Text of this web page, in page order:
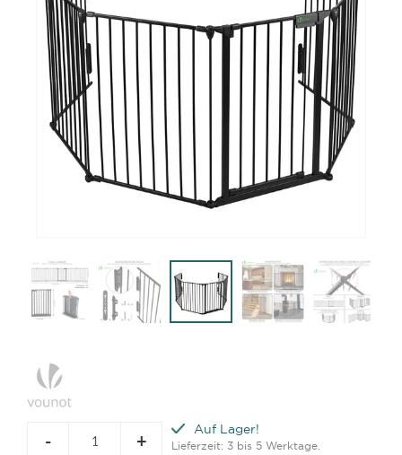
- +
Auf Lager!
Lieferzeit: 3 bis 5 Werktage.